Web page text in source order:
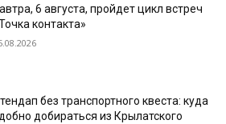
6 августа, пройдет цикл встреч
контакта»
без транспортного квеста: куда
добираться из Крылатского